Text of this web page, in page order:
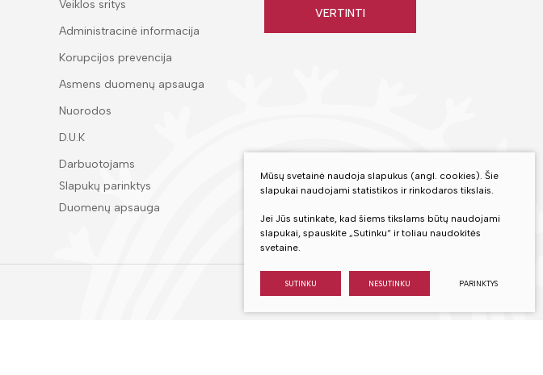
Veiklos sritys
Administracinė informacija
Korupcijos prevencija
Asmens duomenų apsauga
Nuorodos
D.U.K
Darbuotojams
Slapukų parinktys
Duomenų apsauga
VERTINTI
Mūsų svetainė naudoja slapukus (angl. cookies). Šie
slapukai naudojami statistikos ir rinkodaros tikslais.
Jei Jūs sutinkate, kad šiems tikslams būtų naudojami
slapukai, spauskite „Sutinku“ ir toliau naudokitės
svetaine.
SUTINKU NESUTINKU PARINKTYS